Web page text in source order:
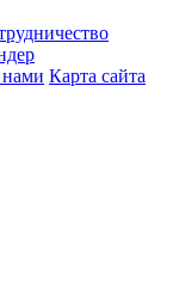
нами Карта сайта